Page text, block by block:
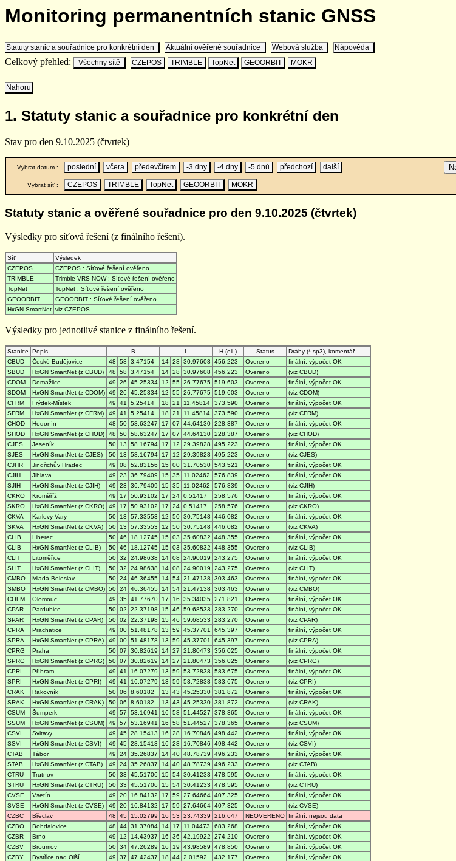
Monitoring permanentních stanic GNSS
Statuty stanic a souřadnice pro konkrétní den Aktuální ověřené souřadnice Webová služba Nápověda
Celkový přehled: Všechny sítě CZEPOS TRIMBLE TopNet GEOORBIT MOKR
Nahoru
1. Statuty stanic a souřadnice pro konkrétní den
Stav pro den 9.10.2025 (čtvrtek)
Vybrat datum : poslední včera předevčírem -3 dny -4 dny -5 dnů předchozí další
Vybrat síť : CZEPOS TRIMBLE TopNet GEOORBIT MOKR
Statuty stanic a ověřené souřadnice pro den 9.10.2025 (čtvrtek)
Výsledky pro síťová řešení (z finálního řešení).
Síť
Výsledek
CZEPOS
CZEPOS : Síťové řešení ověřeno
TRIMBLE
Trimble VRS NOW : Síťové řešení ověřeno
TopNet
TopNet : Síťové řešení ověřeno
GEOORBIT
GEOORBIT : Síťové řešení ověřeno
HxGN SmartNet viz CZEPOS
Výsledky pro jednotlivé stanice z finálního řešení.
Stanice Popis B L H (ell.) Status
Dráhy (*.sp3), komentář
CBUD
České Budějovice 48 58 3.47154 14 28 30.97608 456.223 Overeno
finální, výpočet OK
SBUD
HxGN SmartNet (z CBUD) 48 58 3.47154 14 28 30.97608 456.223 Overeno
(viz CBUD)
CDOM
Domažlice 49 26 45.25334 12 55 26.77675 519.603 Overeno
finální, výpočet OK
SDOM
HxGN SmartNet (z CDOM) 49 26 45.25334 12 55 26.77675 519.603 Overeno
(viz CDOM)
CFRM
Frýdek-Místek 49 41 5.25414 18 21 11.45814 373.590 Overeno
finální, výpočet OK
SFRM
HxGN SmartNet (z CFRM) 49 41 5.25414 18 21 11.45814 373.590 Overeno
(viz CFRM)
CHOD
Hodonín 48 50 58.63247 17 07 44.64130 228.387 Overeno
finální, výpočet OK
SHOD
HxGN SmartNet (z CHOD) 48 50 58.63247 17 07 44.64130 228.387 Overeno
(viz CHOD)
CJES
Jeseník 50 13 58.16794 17 12 29.39828 495.223 Overeno
finální, výpočet OK
SJES
HxGN SmartNet (z CJES) 50 13 58.16794 17 12 29.39828 495.223 Overeno
(viz CJES)
CJHR
Jindřichův Hradec 49 08 52.83156 15 00 31.70530 543.521 Overeno
finální, výpočet OK
CJIH
Jihlava 49 23 36.79409 15 35 11.02462 576.839 Overeno
finální, výpočet OK
SJIH
HxGN SmartNet (z CJIH) 49 23 36.79409 15 35 11.02462 576.839 Overeno
(viz CJIH)
CKRO
Kroměříž 49 17 50.93102 17 24 0.51417 258.576 Overeno
finální, výpočet OK
SKRO
HxGN SmartNet (z CKRO) 49 17 50.93102 17 24 0.51417 258.576 Overeno
(viz CKRO)
CKVA
Karlovy Vary 50 13 57.33553 12 50 30.75148 446.082 Overeno
finální, výpočet OK
SKVA
HxGN SmartNet (z CKVA) 50 13 57.33553 12 50 30.75148 446.082 Overeno
(viz CKVA)
CLIB
Liberec 50 46 18.12745 15 03 35.60832 448.355 Overeno
finální, výpočet OK
CLIB
HxGN SmartNet (z CLIB) 50 46 18.12745 15 03 35.60832 448.355 Overeno
(viz CLIB)
CLIT
Litoměřice 50 32 24.98638 14 08 24.90019 243.275 Overeno
finální, výpočet OK
SLIT
HxGN SmartNet (z CLIT) 50 32 24.98638 14 08 24.90019 243.275 Overeno
(viz CLIT)
CMBO
Mladá Boleslav 50 24 46.36455 14 54 21.47138 303.463 Overeno
finální, výpočet OK
SMBO
HxGN SmartNet (z CMBO) 50 24 46.36455 14 54 21.47138 303.463 Overeno
(viz CMBO)
COLM
Olomouc 49 35 41.77670 17 16 35.34035 271.821 Overeno
finální, výpočet OK
CPAR
Pardubice 50 02 22.37198 15 46 59.68533 283.270 Overeno
finální, výpočet OK
SPAR
HxGN SmartNet (z CPAR) 50 02 22.37198 15 46 59.68533 283.270 Overeno
(viz CPAR)
CPRA
Prachatice 49 00 51.48178 13 59 45.37701 645.397 Overeno
finální, výpočet OK
SPRA
HxGN SmartNet (z CPRA) 49 00 51.48178 13 59 45.37701 645.397 Overeno
(viz CPRA)
CPRG
Praha 50 07 30.82619 14 27 21.80473 356.025 Overeno
finální, výpočet OK
SPRG
HxGN SmartNet (z CPRG) 50 07 30.82619 14 27 21.80473 356.025 Overeno
(viz CPRG)
CPRI
Příbram 49 41 16.07279 13 59 53.72838 583.675 Overeno
finální, výpočet OK
SPRI
HxGN SmartNet (z CPRI) 49 41 16.07279 13 59 53.72838 583.675 Overeno
(viz CPRI)
CRAK
Rakovník 50 06 8.60182 13 43 45.25330 381.872 Overeno
finální, výpočet OK
SRAK
HxGN SmartNet (z CRAK) 50 06 8.60182 13 43 45.25330 381.872 Overeno
(viz CRAK)
CSUM
Šumperk 49 57 53.16941 16 58 51.44527 378.365 Overeno
finální, výpočet OK
SSUM
HxGN SmartNet (z CSUM) 49 57 53.16941 16 58 51.44527 378.365 Overeno
(viz CSUM)
CSVI
Svitavy 49 45 28.15413 16 28 16.70846 498.442 Overeno
finální, výpočet OK
SSVI
HxGN SmartNet (z CSVI) 49 45 28.15413 16 28 16.70846 498.442 Overeno
(viz CSVI)
CTAB
Tábor 49 24 35.26837 14 40 48.78739 496.233 Overeno
finální, výpočet OK
STAB
HxGN SmartNet (z CTAB) 49 24 35.26837 14 40 48.78739 496.233 Overeno
(viz CTAB)
CTRU
Trutnov 50 33 45.51706 15 54 30.41233 478.595 Overeno
finální, výpočet OK
STRU
HxGN SmartNet (z CTRU) 50 33 45.51706 15 54 30.41233 478.595 Overeno
(viz CTRU)
CVSE
Vsetín 49 20 16.84132 17 59 27.64664 407.325 Overeno
finální, výpočet OK
SVSE
HxGN SmartNet (z CVSE) 49 20 16.84132 17 59 27.64664 407.325 Overeno
(viz CVSE)
CZBC
Břeclav 48 45 15.02799 16 53 23.74339 216.647 NEOVERENO finální, nejsou data
CZBO
Bohdalovice 48 44 31.37084 14 17 11.04473 683.268 Overeno
finální, výpočet OK
CZBR
Brno 49 12 14.43937 16 36 42.19922 274.210 Overeno
finální, výpočet OK
CZBV
Broumov 50 34 47.26289 16 19 43.98589 478.850 Overeno
finální, výpočet OK
CZBY
Bystřice nad Olší 49 37 47.42437 18 44 2.01592 432.177 Overeno
finální, výpočet OK